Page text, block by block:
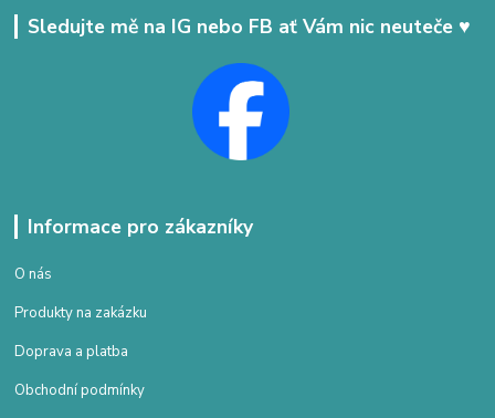
Sledujte mě na IG nebo FB ať Vám nic neuteče ♥
Informace pro zákazníky
O nás
Produkty na zakázku
Doprava a platba
Obchodní podmínky